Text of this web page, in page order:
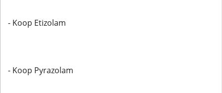
- Koop Etizolam
- Koop Pyrazolam